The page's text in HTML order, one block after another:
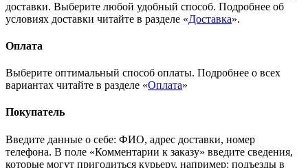
доставки. Выберите любой удобный способ. Подробнее об
условиях доставки читайте в разделе «Доставка».
Оплата
Выберите оптимальный способ оплаты. Подробнее о всех
вариантах читайте в разделе «Оплата»
Покупатель
Введите данные о себе: ФИО, адрес доставки, номер
телефона. В поле «Комментарии к заказу» введите сведения,
которые могут пригодиться курьеру, например: подъезды в